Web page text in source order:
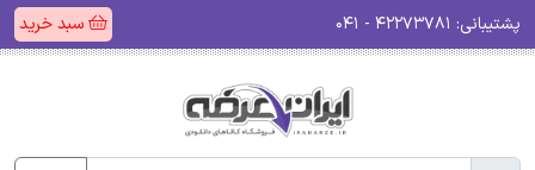
پشتیبانی: سبد خرید